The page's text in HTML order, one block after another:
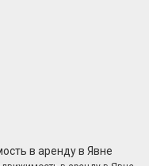
в аренду в Явне